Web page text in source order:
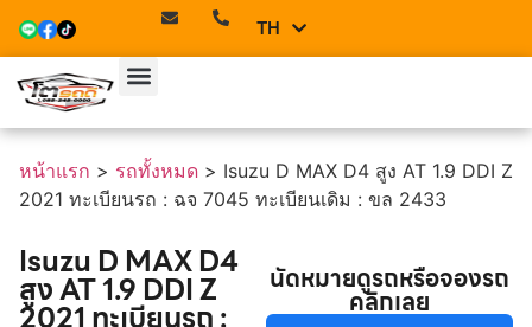
TH
EN
หน้าแรก > รถทั้งหมด > Isuzu D MAX D4 สูง AT 1.9 DDI Z
2021 ทะเบียนรถ : ฉจ 7045 ทะเบียนเดิม : ขล 2433
Isuzu D MAX D4
สูง AT 1.9 DDI Z นัดหมายดูรถหรือจองรถ
คลิกเลย